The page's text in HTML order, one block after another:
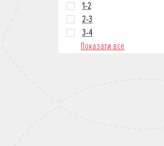
1-2
2-3
3-4
Показати все